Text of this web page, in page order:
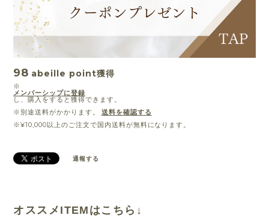
98 abeille point獲得
※
メンバーシップに登録
し、購入をすると獲得できます。
※別途送料がかかります。
送料を確認する
※¥10,000以上のご注文で国内送料が無料になります。
通報する
オススメITEMはこちら↓